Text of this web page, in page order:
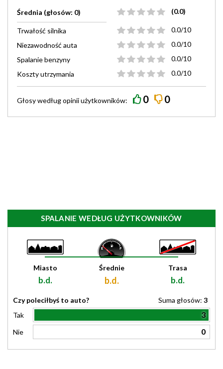
Średnia (głosów: 0) (0.0)
Trwałość silnika
0.0/10
Niezawodność auta
0.0/10
Spalanie benzyny
0.0/10
Koszty utrzymania
0.0/10
Głosy wedługopiniiużytkowników: 0 0
SPALANIE WEDŁUG UŻYTKOWNIKÓW
Miasto
b.d.
Średnie
b.d.
Trasa
b.d.
Czy poleciłbyś to auto? Suma głosów: 3
Tak
3
Nie 0